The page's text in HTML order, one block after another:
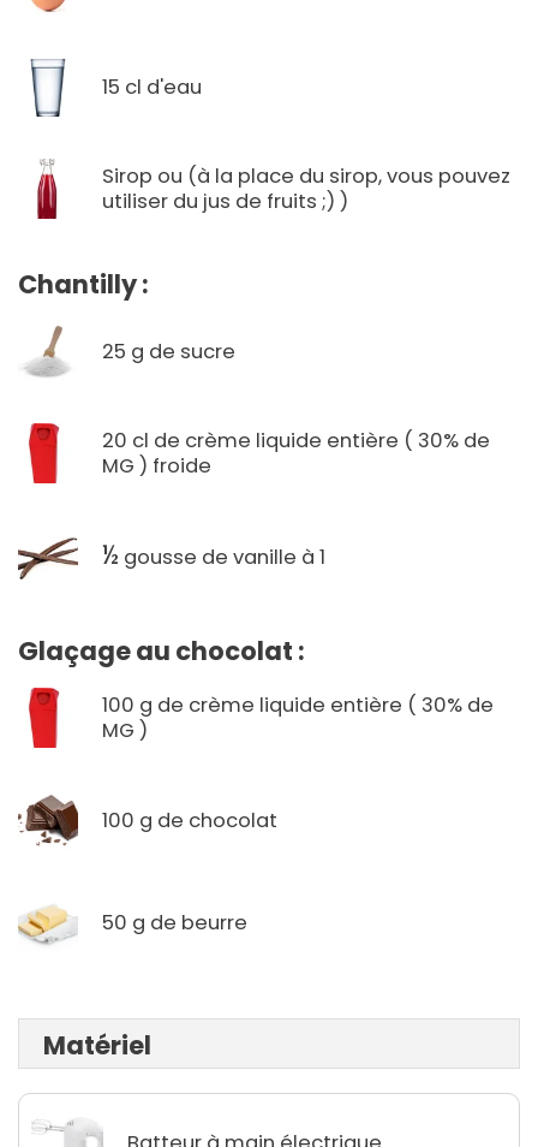
15 cl d'eau
Sirop ou (à la place du sirop, vous pouvez
utiliser du jus de fruits ;) )
Chantilly :
25 g de sucre
20 cl de crème liquide entière ( 30% de
MG ) froide
½ gousse de vanille à 1
Glaçage au chocolat :
100 g de crème liquide entière ( 30% de
MG )
100 g de chocolat
50 g de beurre
Matériel